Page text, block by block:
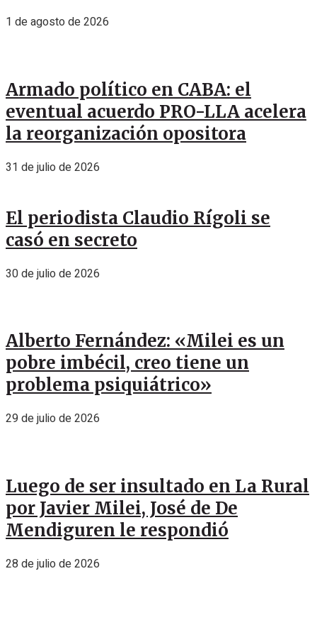
1 de agosto de 2026
Armado político en CABA: el
eventual acuerdo PRO-LLA acelera
la reorganización opositora
31 de julio de 2026
El periodista Claudio Rígoli se
casó en secreto
30 de julio de 2026
Alberto Fernández: «Milei es un
pobre imbécil, creo tiene un
problema psiquiátrico»
29 de julio de 2026
Luego de ser insultado en La Rural
por Javier Milei, José de De
Mendiguren le respondió
28 de julio de 2026